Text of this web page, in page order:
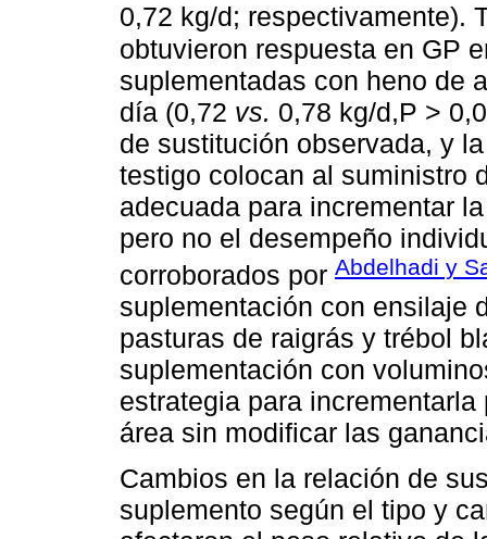
0,72 kg/d; respectivamente).
obtuvieron respuesta en GP
suplementadas con heno de
día (0,72 vs. 0,78 kg/d,P >
de sustitución observada, y
testigo colocan al suministro
adecuada para incrementar
pero no el desempeño
corroborados por Abdelhadi y
suplementación con ensilaje
pasturas de raigrás y trébol
suplementación con
estrategia para
área sin modificar las
Cambios en la relación de
suplemento según el tipo y